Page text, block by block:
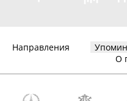
Направления
О